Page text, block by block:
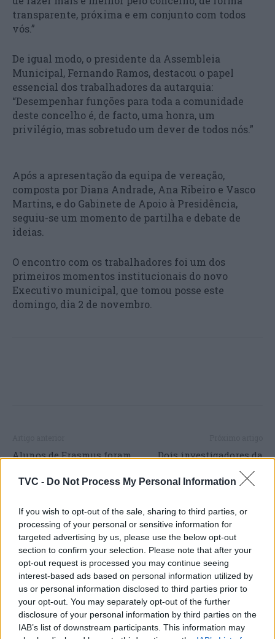
TVC - Do Not Process My Personal Information
If you wish to opt-out of the sale, sharing to third parties, or
processing of your personal or sensitive information for
targeted advertising by us, please use the below opt-out
section to confirm your selection. Please note that after your
opt-out request is processed you may continue seeing
interest-based ads based on personal information utilized by
us or personal information disclosed to third parties prior to
your opt-out. You may separately opt-out of the further
disclosure of your personal information by third parties on the
IAB’s list of downstream participants. This information may
transparente, próxima e em conjunto com todos
vós.”
De igual modo, o presidente da Assembleia
Municipal, Fernando Ramos, destacou o papel
essencial dos trabalhadores da autarquia:
“Desempenhar funções para toda a comunidade
deste concelho é, de facto, uma honra, um
privilégio, mas sobretudo um dever de todos nós.”
Após a apresentação da equipa de vereação,
composta por Diana Andrade, Ana Ribeiro e Vasco
Martins, e do Gabinete de Apoio à Presidência,
seguiu-se um momento de partilha e debate de
ideias.
O encontro com os trabalhadores foi um dos
primeiros momentos institucionais do novo
Executivo municipal, que tomou posse este
domingo, dia 2 de novembro.
Alunos de Erasmus foram
Cantanhede
Dois investigadores da
Universidade de Coimbra
conquistam Prémio Maria
investigações em saúde
ARTIGOS RELACIONADOSMAIS DO AUTOR